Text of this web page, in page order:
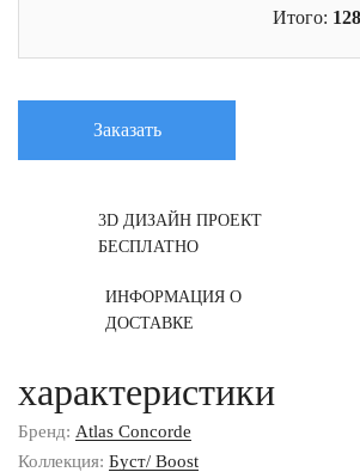
Итого:
Заказать
3D ДИЗАЙН ПРОЕКТ
БЕСПЛАТНО
ИНФОРМАЦИЯ О
ДОСТАВКЕ
характеристики
Бренд: Atlas Concorde
Коллекция: Буст/ Boost